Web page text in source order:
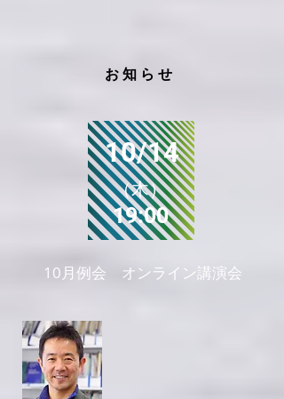
お知らせ
10/14
（木）
19:00
​10月例会 オンライン講演会